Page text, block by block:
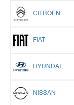
CITROËN
FIAT
HYUNDAI
NISSAN